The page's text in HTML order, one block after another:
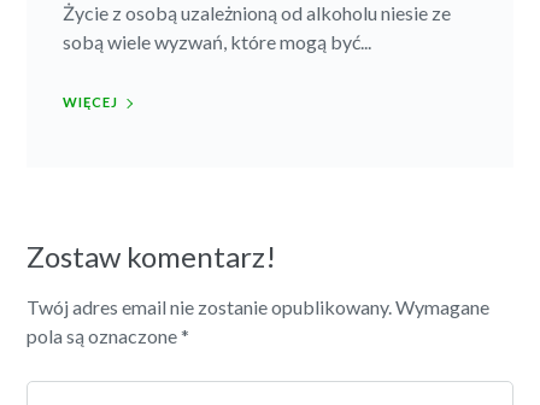
Życie z osobą uzależnioną od alkoholu niesie ze
sobą wiele wyzwań, które mogą być...
WIĘCEJ
Zostaw komentarz!
Twój adres email nie zostanie opublikowany.Wymagane
pola są oznaczone*